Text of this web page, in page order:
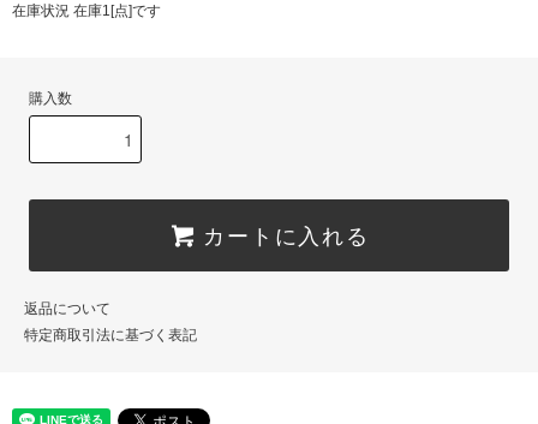
在庫状況 在庫1[点]です
購入数
カートに入れる
返品について
特定商取引法に基づく表記